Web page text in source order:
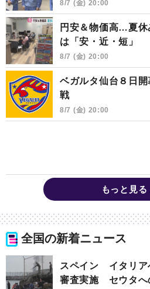
8/7 (金) 20:00
円安＆物価高…夏休
は「安・近・短」
8/7 (金) 20:00
ベガルタ仙台８日
戦
8/7 (金) 20:00
もっと見る
全国の新着ニュース
スペイン イタリア
審査実施 セウタへ